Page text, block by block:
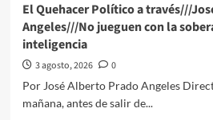
Carlos
Montalvo
Hernández///“El
Gobierno
Oficio:
cuando
El Quehacer Político a través///
Angeles///No jueguen con la
inteligencia
3 agosto, 2026
0
Por José Alberto Prado Angeles
mañana, antes de salir de...